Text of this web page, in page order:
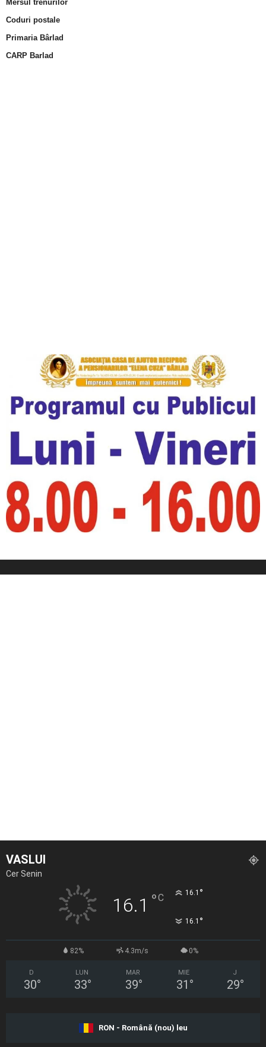
Mersul trenurilor
Coduri postale
Primaria Bârlad
CARP Barlad
VASLUI
Cer Senin
16.1 °C 16.1 °
16.1 °
82% 4.3m/s 0%
D
30°
LUN
33°
MAR
39°
MIE
31 °
J
29°
RON - Română (nou) leu